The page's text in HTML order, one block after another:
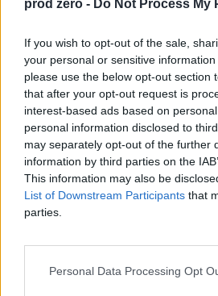
prod zero - Do Not Process My
If you wish to opt-out of the sale,
your personal or sensitive
please use the below opt-out section
that after your opt-out request is
interest-based ads based on
personal information disclosed to
may separately opt-out of the further
information by third parties on the
This information may also be
List of Downstream Participants that
parties.
Personal Data Processing Opt
Michał Bruszewski
07.08.2026
8 min
Reklama
Reklama